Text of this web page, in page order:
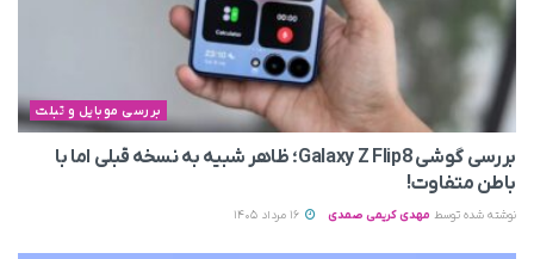
بررسی موبایل و تبلت
بررسی گوشی Galaxy Z Flip8؛ ظاهر شبیه به نسخه قبلی اما با
باطن متفاوت!
نوشته شده توسط مهدی کریمی صمدی